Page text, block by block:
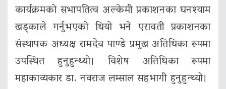
कार्यक्रमको सभापतित्व अल्केमी प्रकाशनका घनश्याम
खड्काले गर्नुभएको थियो भने एरावती प्रकाशनका
संस्थापक अध्यक्ष रामदेव पाण्डे प्रमुख अतिथिका रूपमा
उपस्थित हुनुहुन्थ्यो। विशेष अतिथिका रूपमा
महाकाव्यकार डा. नवराज लम्साल सहभागी हुनुहुन्थ्यो।